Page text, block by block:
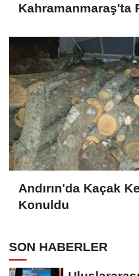
Kahramanmaraş'ta
Andırın'da Kaçak
Konuldu
SON HABERLER